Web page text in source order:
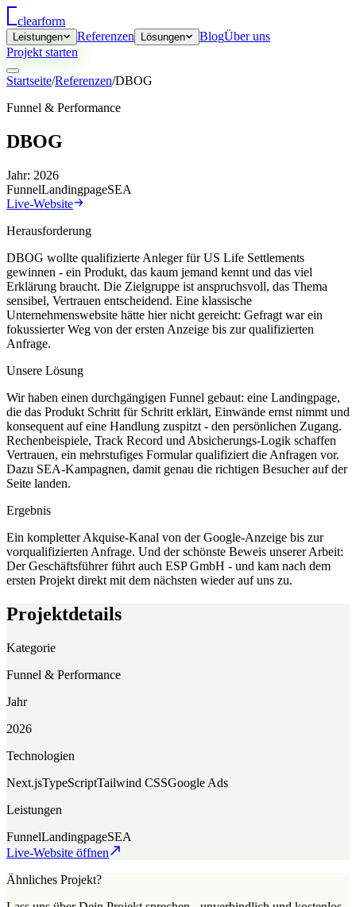
clearform
Leistungen Referenzen Lösungen BlogÜber uns
Projekt starten
Startseite/Referenzen/DBOG
Funnel & Performance
DBOG
Jahr: 2026
FunnelLandingpageSEA
Live-Website
Herausforderung
DBOG wollte qualifizierte Anleger für US Life Settlements
gewinnen - ein Produkt, das kaum jemand kennt und das viel
Erklärung braucht. Die Zielgruppe ist anspruchsvoll, das Thema
sensibel, Vertrauen entscheidend. Eine klassische
Unternehmenswebsite hätte hier nicht gereicht: Gefragt war ein
fokussierter Weg von der ersten Anzeige bis zur qualifizierten
Anfrage.
Unsere Lösung
Wir haben einen durchgängigen Funnel gebaut: eine Landingpage,
die das Produkt Schritt für Schritt erklärt, Einwände ernst nimmt und
konsequent auf eine Handlung zuspitzt - den persönlichen Zugang.
Rechenbeispiele, Track Record und Absicherungs-Logik schaffen
Vertrauen, ein mehrstufiges Formular qualifiziert die Anfragen vor.
Dazu SEA-Kampagnen, damit genau die richtigen Besucher auf der
Seite landen.
Ergebnis
Ein kompletter Akquise-Kanal von der Google-Anzeige bis zur
vorqualifizierten Anfrage. Und der schönste Beweis unserer Arbeit:
Der Geschäftsführer führt auch ESP GmbH - und kam nach dem
ersten Projekt direkt mit dem nächsten wieder auf uns zu.
Projektdetails
Kategorie
Funnel & Performance
Jahr
2026
Technologien
Next.jsTypeScriptTailwind CSSGoogle Ads
Leistungen
FunnelLandingpageSEA
Live-Website öffnen
Ähnliches Projekt?